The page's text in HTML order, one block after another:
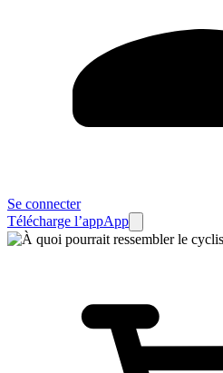
Se connecter
Télécharge l’appApp